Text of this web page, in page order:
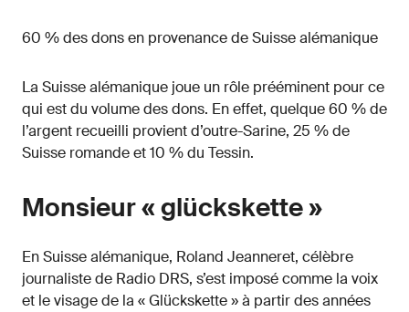
60 % des dons en provenance de Suisse alémanique
La Suisse alémanique joue un rôle prééminent pour ce
qui est du volume des dons. En effet, quelque 60 % de
l’argent recueilli provient d’outre-Sarine, 25 % de
Suisse romande et 10 % du Tessin.
Monsieur « glückskette »
En Suisse alémanique, Roland Jeanneret, célèbre
journaliste de Radio DRS, s’est imposé comme la voix
et le visage de la « Glückskette » à partir des années